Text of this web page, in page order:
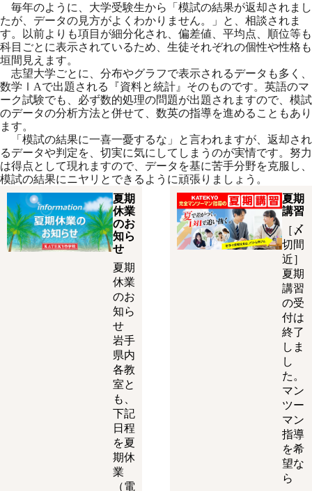
毎年のように、大学受験生から「模試の結果が返却されまし
たが、データの見方がよくわかりません。」と、相談されま
す。以前よりも項目が細分化され、偏差値、平均点、順位等も
科目ごとに表示されているため、生徒それぞれの個性や性格も
垣間見えます。
志望大学ごとに、分布やグラフで表示されるデータも多く、
数学ⅠAで出題される『資料と統計』そのものです。英語のマ
ーク試験でも、必ず数的処理の問題が出題されますので、模試
のデータの分析方法と併せて、数英の指導を進めることもあり
ます。
「模試の結果に一喜一憂するな」と言われますが、返却され
るデータや判定を、切実に気にしてしまうのが実情です。努力
は得点として現れますので、データを基に苦手分野を克服し、
模試の結果にニヤリとできるように頑張りましょう。
夏期
休業
のお
知ら
せ
夏期
休業
のお
知ら
せ
岩手
県内
各教
室と
も、
下記
日程
を夏
期休
業
（電
夏期
講習
［〆
切間
近］
夏期
講習
の受
付は
終了
しま
し
た。
マン
ツー
マン
指導
を希
望な
ら